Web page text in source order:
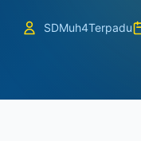
SDMuh4Terpadu